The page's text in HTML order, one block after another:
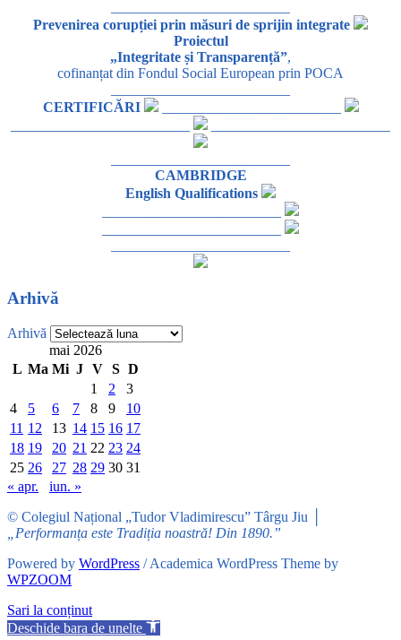
Prevenirea corupției prin măsuri de sprijin integrate
Proiectul
„Integritate și Transparență”,
cofinanțat din Fondul Social European prin POCA
CERTIFICĂRI
_________________________
CAMBRIDGE
English Qualifications
Arhivă
Arhivă
mai 2026
L Ma Mi J V S D
1
2
3
4
5 6 7 8 9
10
11 12 13 14 15 16 17
18 19 20 21 22 23 24
25 26 27 28 29 30 31
« apr.
iun. »
© Colegiul Național „Tudor Vladimirescu” Târgu Jiu │
„Performanța este Tradiția noastră! Din 1890.”
Powered by WordPress / Academica WordPress Theme by
WPZOOM
Sari la conținut
Deschide bara de unelte